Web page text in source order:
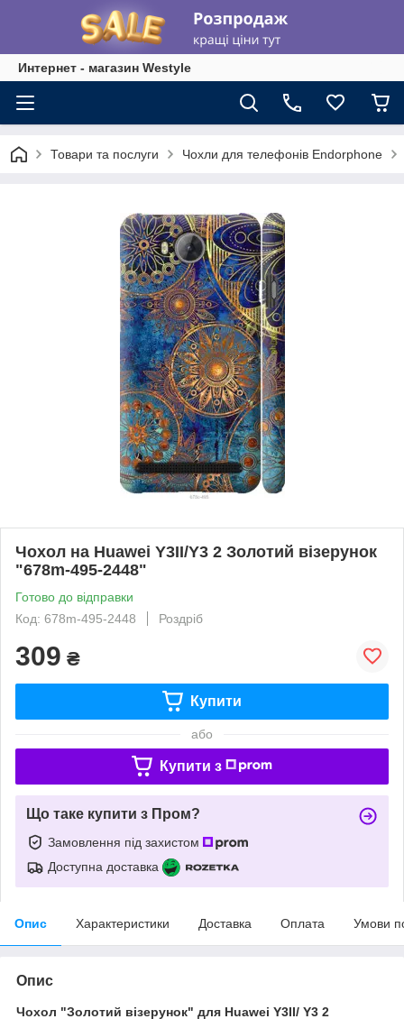
Интернет - магазин Westyle
Товари та послуги Чохли для телефонів Endorphone
Чохол на Huawei Y3II/Y3 2 Золотий візерунок
"678m-495-2448"
Готово до відправки
Код: 678m-495-2448
Роздріб
309 ₴
Купити
або
Купити з
Що таке купити з Пром?
Замовлення під захистом
Доступна доставка
Опис Характеристики Доставка Оплата Умови
Опис
Чохол "Золотий візерунок" для Huawei Y3II/ Y3 2